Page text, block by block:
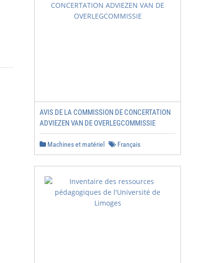
AVIS DE LA COMMISSION DE CONCERTATION
ADVIEZEN VAN DE OVERLEGCOMMISSIE
Machines et matériel Français